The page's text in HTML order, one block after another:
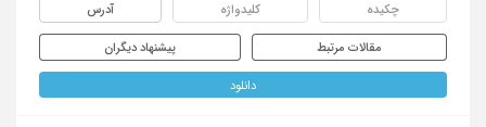
چکیده کلیدواژه آدرس
مقالات مرتبط پیشنهاد دیگران
دانلود